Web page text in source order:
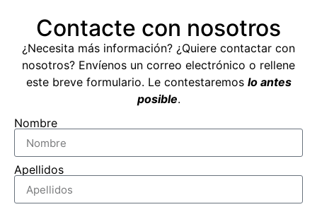
Contacte con nosotros
¿Necesita más información? ¿Quiere contactar con
nosotros? Envíenos un correo electrónico o rellene
este breve formulario. Le contestaremos lo antes
posible.
Nombre
Apellidos